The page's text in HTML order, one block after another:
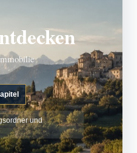
und